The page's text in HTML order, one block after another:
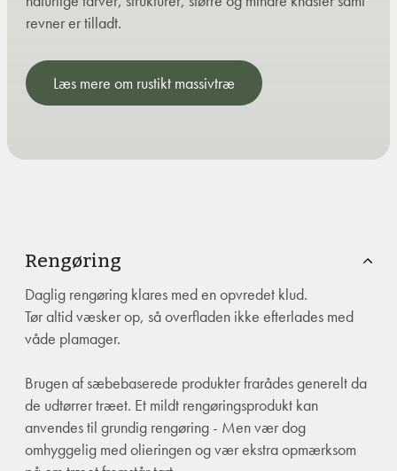
revner er tilladt.
Læs mere om rustikt massivtræ
Rengøring
Daglig rengøring klares med en opvredet klud.
Tør altid væsker op, så overfladen ikke efterlades med
våde plamager.
Brugen af sæbebaserede produkter frarådes generelt da
de udtørrer træet. Et mildt rengøringsprodukt kan
anvendes til grundig rengøring - Men vær dog
omhyggelig med olieringen og vær ekstra opmærksom